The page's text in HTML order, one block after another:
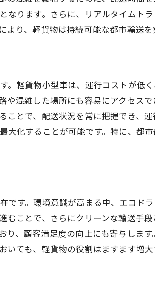
ト選択のためのテクニック
を考慮したルート計画の立て方
料を節約する配送戦略
の改善で得られるビジネス効果
都市部の配送コストを削減
もたらすコスト削減の具体例
で高効率な配送システムの構築
運用が生む長期的な経済効果
で軽貨物が果たす役割
ります。さらに、リアルタイムト
り、軽貨物は持続可能な都市輸送を
軽貨物小型車は、運行コストが低
混雑した場所にも容易にアクセス
とで、配送状況を常に把握でき、
化することが可能です。特に、都
す。環境意識が高まる中、エコド
ことで、さらにクリーンな輸送手
、顧客満足度の向上にも寄与しま
ても、軽貨物の役割はますます増大